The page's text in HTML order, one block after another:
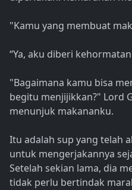
"Kamu yang membuat
“Ya, aku diberi
"Bagaimana kamu bisa
begitu menjijikkan?" Lord
menunjuk makananku.
Itu adalah sup yang telah
untuk mengerjakannya
Setelah sekian lama, dia
tidak perlu bertindak